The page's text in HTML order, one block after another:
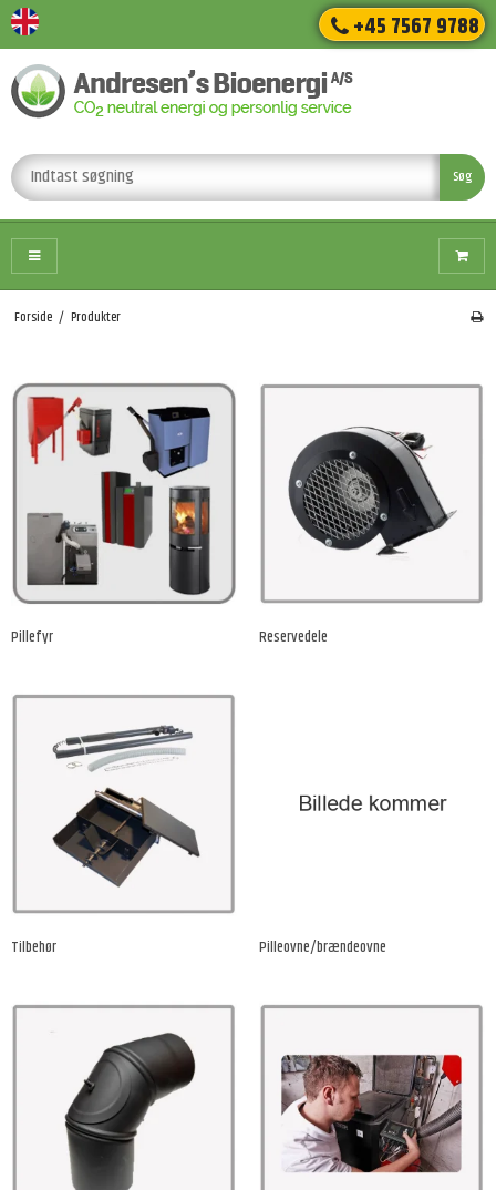
+45 7567 9788
Søg
Forside / Produkter
Pillefyr Reservedele
Tilbehør Pilleovne/brændeovne